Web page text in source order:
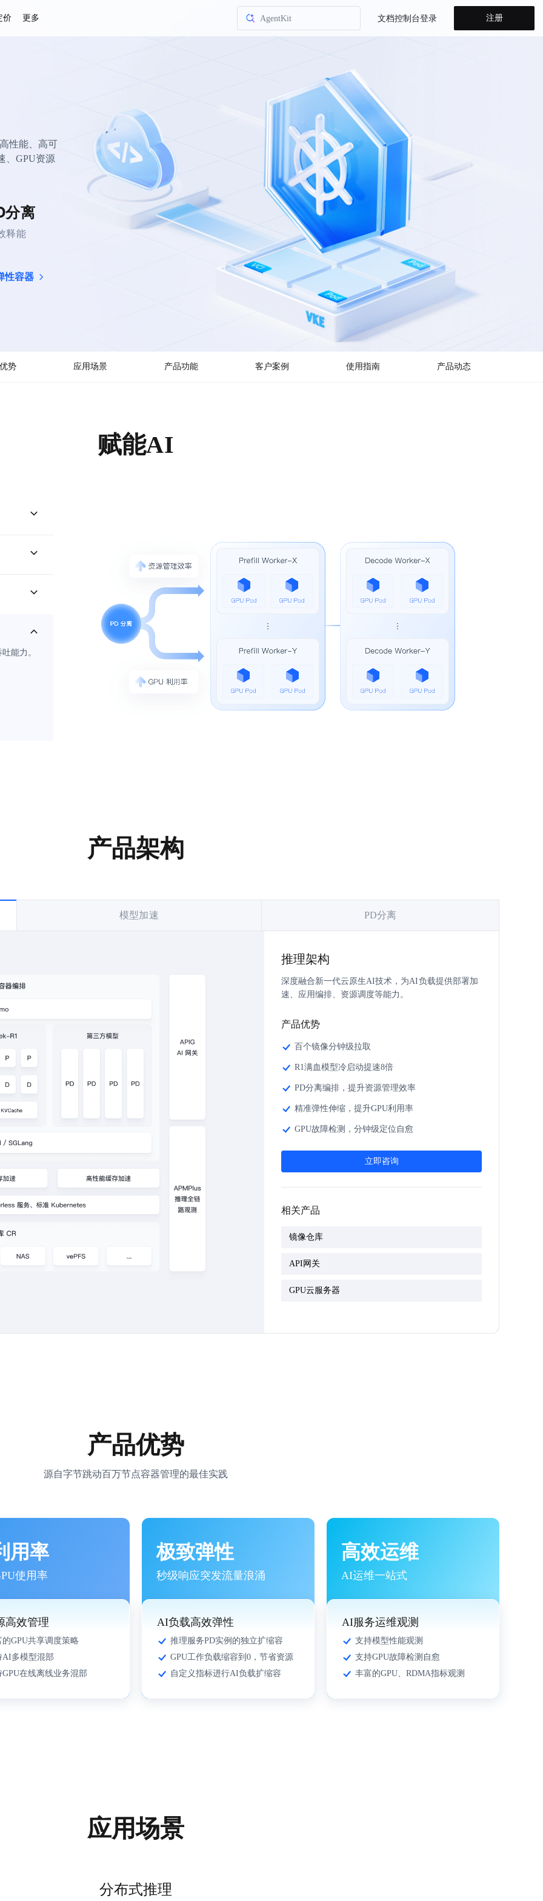
价 更多 AgentKit
火山方舟 Coding Plan
火山方舟
AgentKit
文档控制台登录 注册
性能、高可
、GPU资源
分离
释能
性容器
势 应用场景 产品功能 客户案例 使用指南 产品动态
赋能AI
能力。
产品架构
模型加速 PD分离
推理架构
深度融合新一代云原生AI技术，为AI负载提供部署加
速、应用编排、资源调度等能力。
产品优势
百个镜像分钟级拉取
R1满血模型冷启动提速8倍
PD分离编排，提升资源管理效率
精准弹性伸缩，提升GPU利用率
GPU故障检测，分钟级定位自愈
立即咨询
相关产品
镜像仓库
API网关
GPU云服务器
模型加速
基于P2P技术和模型加载工具，实现百台GPU分钟级
部署DeepSeek-R1-671B完整模型，极大缩短模型部署
立即咨询
镜像仓库
文件存储vePFS
对象存储
文件存储NAS
PD分离
PD分离动态调整，复合指标指导精准扩缩。
立即咨询
相关产品
托管Prometheus
GPU云服务器
产品优势
源自字节跳动百万节点容器管理的最佳实践
用率
使用率
高效管理
的GPU共享调度策略
AI多模型混部
GPU在线离线业务混部
极致弹性
秒级响应突发流量浪涌
AI负载高效弹性
推理服务PD实例的独立扩缩容
GPU工作负载缩容到0，节省资源
自定义指标进行AI负载扩缩容
高效运维
AI运维一站式
AI服务运维观测
支持模型性能观测
支持GPU故障检测自愈
丰富的GPU、RDMA指标观测
应用场景
分布式推理